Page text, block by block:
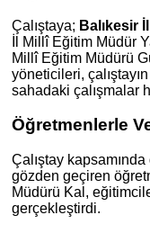
Çalıştaya; Balıkesir
İl Millî Eğitim Müdür
Millî Eğitim Müdürü
yöneticileri,
sahadaki çalışmalar
Öğretmenlerle
Çalıştay
gözden geçiren
Müdürü Kal,
gerçekleştirdi.